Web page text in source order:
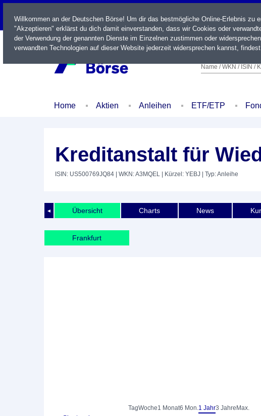
LIVE
Name / WKN / ISIN /
Home Aktien Anleihen ETF/ETP
Kreditanstalt für
ISIN: US500769JQ84 | WKN: A3MQEL | Kürzel: YEBJ | Typ: Anleihe
◄ Übersicht Charts News
Frankfurt
TagWoche1 Monat6 Mon.1 Jahr3 Jahre Max.
Willkommen an der Deutschen Börse! Um dir das bestmögliche Online-Erlebnis
"Akzeptieren" erklärst du dich damit einverstanden, dass wir Cookies oder
der Verwendung der genannten Dienste im Einzelnen zustimmen oder
verwandten Technologien auf dieser Website jederzeit widersprechen kannst,